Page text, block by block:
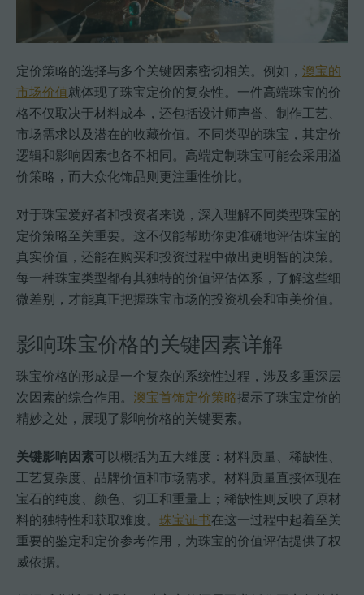
定价策略的选择与多个关键因素密切相关。例如， 澳宝的
市场价值就体现了珠宝定价的复杂性。一件高端珠宝的价
格不仅取决于材料成本，还包括设计师声誉、制作工艺、
市场需求以及潜在的收藏价值。不同类型的珠宝，其定价
逻辑和影响因素也各不相同。高端定制珠宝可能会采用溢
价策略，而大众化饰品则更注重性价比。
对于珠宝爱好者和投资者来说，深入理解不同类型珠宝的
定价策略至关重要。这不仅能帮助你更准确地评估珠宝的
真实价值，还能在购买和投资过程中做出更明智的决策。
每一种珠宝类型都有其独特的价值评估体系，了解这些细
微差别，才能真正把握珠宝市场的投资机会和审美价值。
影响珠宝价格的关键因素详解
珠宝价格的形成是一个复杂的系统性过程，涉及多重深层
次因素的综合作用。 澳宝首饰定价策略揭示了珠宝定价的
精妙之处，展现了影响价格的关键要素。
关键影响因素可以概括为五大维度：材料质量、稀缺性、
工艺复杂度、品牌价值和市场需求。材料质量直接体现在
宝石的纯度、颜色、切工和重量上；稀缺性则反映了原材
料的独特性和获取难度。 珠宝证书在这一过程中起着至关
重要的鉴定和定价参考作用，为珠宝的价值评估提供了权
威依据。